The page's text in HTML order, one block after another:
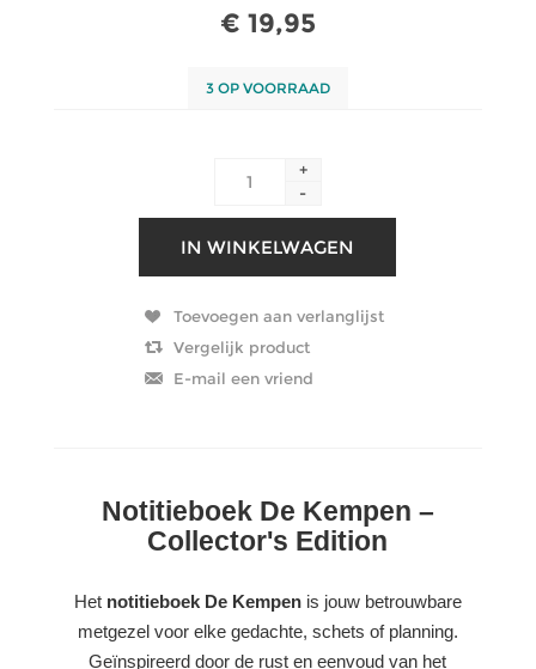
€ 19,95
3 OP VOORRAAD
+
-
Notitieboek De Kempen –
Collector's Edition
Het notitieboek De Kempenis jouw betrouwbare
metgezel voor elke gedachte, schets of planning.
Geïnspireerd door de rust en eenvoud van het